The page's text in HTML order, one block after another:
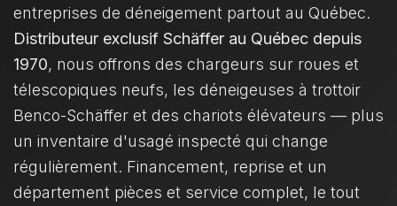
entreprises de déneigement partout au Québec.
Distributeur exclusif Schäffer au Québec depuis
1970, nous offrons des chargeurs sur roues et
télescopiques neufs, les déneigeuses à trottoir
Benco-Schäffer et des chariots élévateurs — plus
un inventaire d'usagé inspecté qui change
régulièrement. Financement, reprise et un
département pièces et service complet, le tout